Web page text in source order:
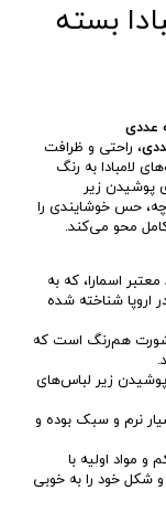
بسته
عددی
، راحتی و ظرافت
لامبادا به رنگ
پوشیدن زیر
حس خوشایندی را
محو می‌کند.
اسمارا، که به
اروپا شناخته شده
هم‌رنگ است که
زیر لباس‌های
نرم و سبک بوده و
مواد اولیه با
شکل خود را به خوبی